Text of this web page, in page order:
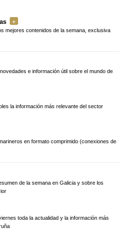
mejores contenidos de la semana, exclusiva
e información útil sobre el mundo de
la información más relevante del sector
en formato comprimido (conexiones de
de la semana en Galicia y sobre los
toda la actualidad y la información más